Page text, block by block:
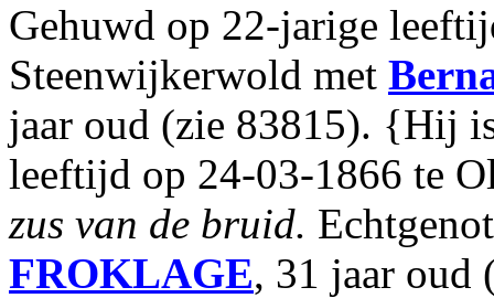
Gehuwd op 22-jarige
Steenwijkerwold met
jaar oud (zie 83815). {Hij
leeftijd op 24-03-1866 te
zus van de bruid.
FROKLAGE, 31 jaar oud